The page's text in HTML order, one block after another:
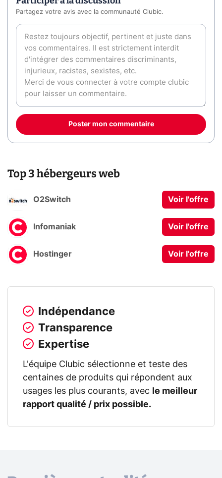
Partagez votre avis avec la communauté Clubic.
Poster mon commentaire
Top 3 hébergeurs web
O2Switch Voir l'offre
Infomaniak Voir l'offre
Hostinger Voir l'offre
Indépendance
Transparence
Expertise
L'équipe Clubic sélectionne et teste des
centaines de produits qui répondent aux
usages les plus courants, avec
le meilleur
rapport qualité / prix possible.